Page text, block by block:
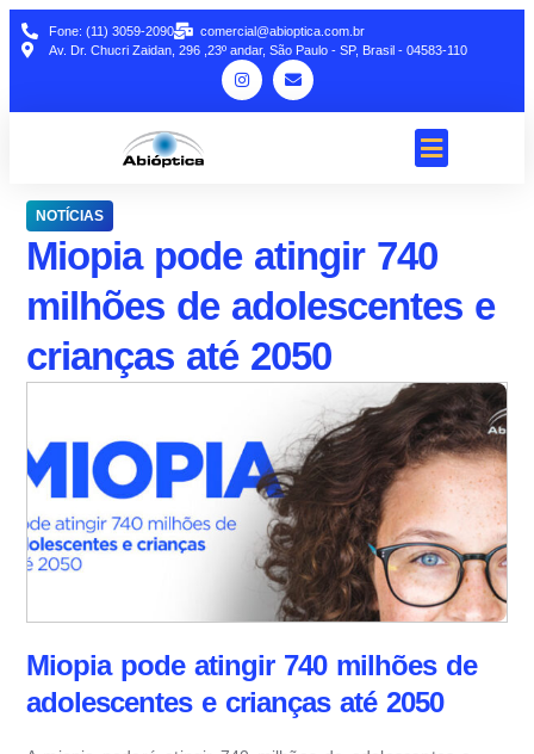
Fone: (11) 3059-2090
comercial@abioptica.com.br
Av. Dr. Chucri Zaidan, 296 ,23º andar, São Paulo - SP, Brasil - 04583-110
NOTÍCIAS
Miopia pode atingir 740
milhões de adolescentes e
crianças até 2050
Miopia pode atingir 740 milhões de
adolescentes e crianças até 2050